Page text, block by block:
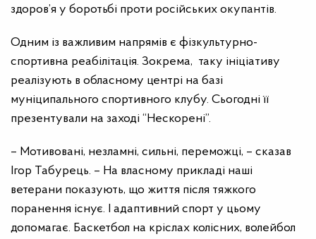
здоров’я у боротьбі проти російських окупантів.
Одним із важливим напрямів є фізкультурно-
спортивна реабілітація. Зокрема, таку ініціативу
реалізують в обласному центрі на базі
муніципального спортивного клубу. Сьогодні її
презентували на заході “Нескорені”.
– Мотивовані, незламні, сильні, переможці, – сказав
Ігор Табурець. – На власному прикладі наші
ветерани показують, що життя після тяжкого
поранення існує. І адаптивний спорт у цьому
допомагає. Баскетбол на кріслах колісних, волейбол